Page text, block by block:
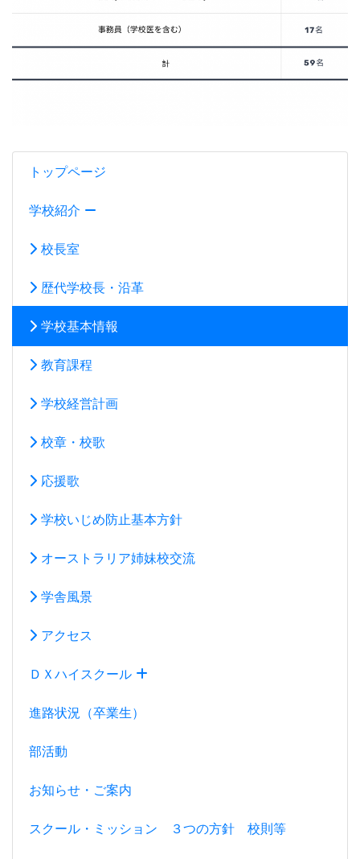
トップページ
学校紹介
校長室
歴代学校長・沿革
学校基本情報
教育課程
学校経営計画
校章・校歌
応援歌
学校いじめ防止基本方針
オーストラリア姉妹校交流
学舎風景
アクセス
ＤＸハイスクール
進路状況（卒業生）
部活動
お知らせ・ご案内
スクール・ミッション ３つの方針 校則等